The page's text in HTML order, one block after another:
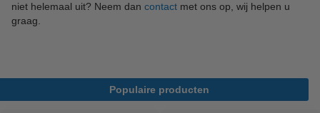
niet helemaal uit? Neem dan contact met ons op, wij helpen u
graag.
Populaire producten